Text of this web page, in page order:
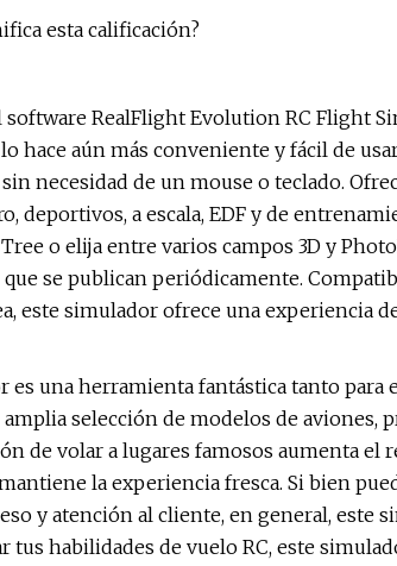
esta calificación?
RealFlight Evolution RC Flight
aún más conveniente y fácil de
necesidad de un mouse o teclado.
deportivos, a escala, EDF y de
o elija entre varios campos 3D y
se publican periódicamente.
este simulador ofrece una experiencia
una herramienta fantástica tanto para
selección de modelos de aviones,
de volar a lugares famosos aumenta el
la experiencia fresca. Si bien
y atención al cliente, en general, este
tus habilidades de vuelo RC, este